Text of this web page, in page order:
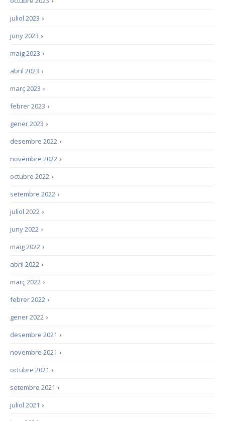
›
juliol 2023
›
juny 2023
›
maig 2023
›
abril 2023
›
març 2023
›
febrer 2023
›
gener 2023
›
desembre 2022
›
novembre 2022
›
octubre 2022
›
setembre 2022
›
juliol 2022
›
juny 2022
›
maig 2022
›
abril 2022
›
març 2022
›
febrer 2022
›
gener 2022
›
desembre 2021
›
novembre 2021
›
octubre 2021
›
setembre 2021
›
juliol 2021